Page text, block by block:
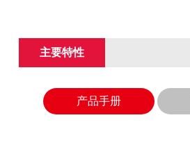
主要特性
产品手册